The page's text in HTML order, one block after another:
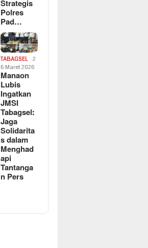
Strategis
Polres
Pad…
TABAGSEL
2
6 Maret 2026
Manaon
Lubis
Ingatkan
JMSI
Tabagsel:
Jaga
Solidarita
s dalam
Menghad
api
Tantanga
n Pers